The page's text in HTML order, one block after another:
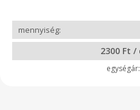
oltóenzim, baktérium kultúra
2300 Ft